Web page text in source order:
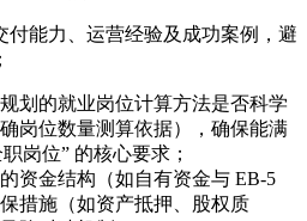
付能力、运营经验及成功案例，避
划的就业岗位计算方法是否科学
岗位数量测算依据），确保能满
岗位” 的核心要求；
资金结构（如自有资金与 EB-5
措施（如资产抵押、股权质